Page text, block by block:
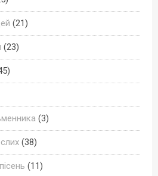
(21)
(23)
(3)
(38)
(11)